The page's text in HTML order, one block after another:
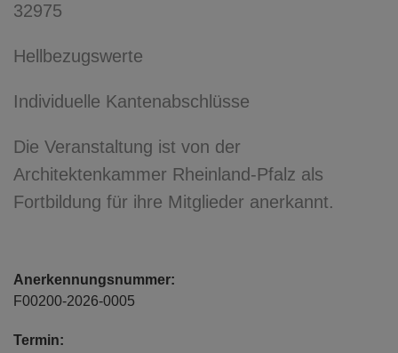
32975
Hellbezugswerte
Individuelle Kantenabschlüsse
Die Veranstaltung ist von der
Architektenkammer Rheinland-Pfalz als
Fortbildung für ihre Mitglieder anerkannt.
Anerkennungsnummer:
F00200-2026-0005
Termin: